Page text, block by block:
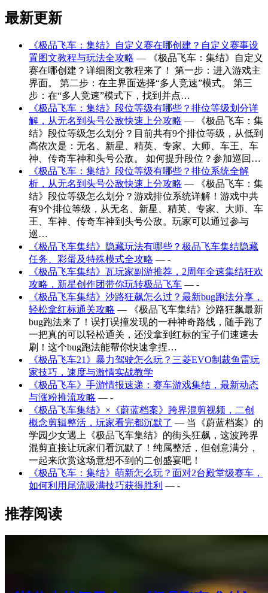
最新更新
《极品飞车：集结》自定义赛在哪创建？自定义赛事设
置图文教程与玩法全攻略 — 《极品飞车：集结》自定义
赛在哪创建？详细图文教程来了！ 第一步：进入游戏主
界面。 第二步：在主界面选择“多人竞速”模式。 第三
步：在“多人竞速”模式下，找到并点…
《极品飞车：集结》段位等级有哪些？排位等级划分详
解，从无名到头号公敌快速上分攻略 — 《极品飞车：集
结》段位等级怎么划分？目前共有9个排位等级，从低到
高依次是：无名、新星、精英、专家、大师、车王、车
神、传奇车神和头号公敌。 如何提升段位？参加巡回…
《极品飞车：集结》段位等级有哪些？排位系统全解
析，从无名到头号公敌快速上分攻略 — 《极品飞车：集
结》段位等级怎么划分？游戏排位系统详解！游戏中共
有9个排位等级，从无名、新星、精英、专家、大师、车
王、车神、传奇车神到头号公敌。玩家可以通过参与
巡…
《极品飞车集结》隐藏玩法有哪些？极品飞车集结隐藏
任务、彩蛋及特殊模式全攻略 — -
《极品飞车集结》瓦玩家副游推荐，2周年全速集结狂欢
攻略，新星创作团带你玩转极品飞车 — -
《极品飞车集结》沙路狂飙怎么过？最新bug跑法分享，
轻松拿红标通关攻略 — 《极品飞车集结》沙路狂飙最新
bug跑法来了！误打误撞发现的一种神奇路线，随手跑了
一把真的可以轻松通关，还没拿到红标的宝子们速速去
刷！这个bug跑法能帮你快速拿捏…
《极品飞车21》暴力驾驶怎么玩？三菱EVO制裁鱼雷玩
家技巧，速度与激情实战教学
《极品飞车》手游情报速递：赛车游戏集结，最新动态
与涨粉推流攻略 — -
《极品飞车集结》×《蔚蓝档案》跨界混剪视频，二创
概念剪辑整活，玩家看完都沉默了 — 当《蔚蓝档案》的
学园少女遇上《极品飞车集结》的街头狂飙，这波跨界
混剪直接让玩家们看沉默了！纯属整活，但创意满分，
一起来欣赏这场意想不到的二创盛宴吧！
《极品飞车：集结》萌新怎么玩？面对2台殿堂级赛车，
如何利用尾流吸满技巧获得胜利 — -
推荐阅读